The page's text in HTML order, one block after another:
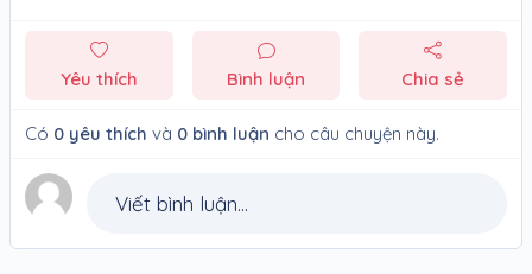
Yêu thích Bình luận Chia sẻ
Có 0 yêu thích và 0 bình luận cho câu chuyện này.
Viết bình luận...